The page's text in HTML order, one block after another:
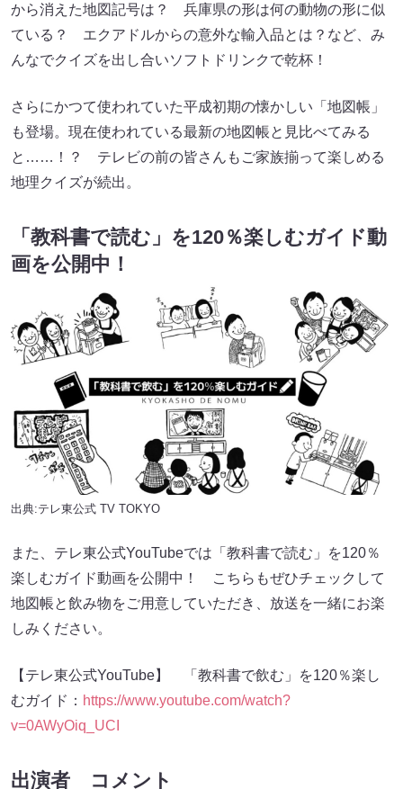
から消えた地図記号は？ 兵庫県の形は何の動物の形に似
ている？ エクアドルからの意外な輸入品とは？など、み
んなでクイズを出し合いソフトドリンクで乾杯！
さらにかつて使われていた平成初期の懐かしい「地図帳」
も登場。現在使われている最新の地図帳と見比べてみる
と……！？ テレビの前の皆さんもご家族揃って楽しめる
地理クイズが続出。
「教科書で読む」を120％楽しむガイド動
画を公開中！
出典:テレ東公式 TV TOKYO
また、テレ東公式YouTubeでは「教科書で読む」を120％
楽しむガイド動画を公開中！ こちらもぜひチェックして
地図帳と飲み物をご用意していただき、放送を一緒にお楽
しみください。
【テレ東公式YouTube】 「教科書で飲む」を120％楽し
むガイド： https://www.youtube.com/watch?
v=0AWyOiq_UCI
出演者 コメント